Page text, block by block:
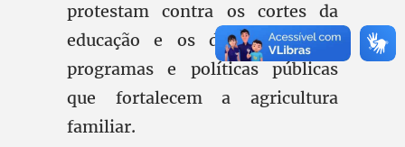
protestam contra os cortes da
educação e os desmontes dos
programas e políticas públicas
que fortalecem a agricultura
familiar.